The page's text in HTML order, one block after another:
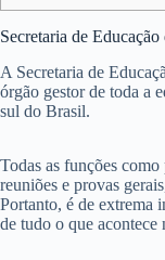
Secretaria de
A Secretaria de
órgão gestor de toda a
sul do Brasil.
Todas as funções
reuniões e provas
Portanto, é de extrema
de tudo o que acontece